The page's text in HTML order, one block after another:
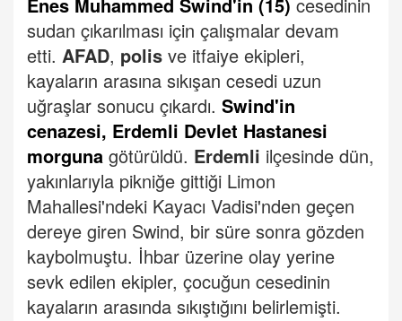
Enes Muhammed Swind'in (15) cesedinin
sudan çıkarılması için çalışmalar devam
etti. AFAD, polis ve itfaiye ekipleri,
kayaların arasına sıkışan cesedi uzun
uğraşlar sonucu çıkardı. Swind'in
cenazesi, Erdemli Devlet Hastanesi
morguna götürüldü. Erdemli ilçesinde dün,
yakınlarıyla pikniğe gittiği Limon
Mahallesi'ndeki Kayacı Vadisi'nden geçen
dereye giren Swind, bir süre sonra gözden
kaybolmuştu. İhbar üzerine olay yerine
sevk edilen ekipler, çocuğun cesedinin
kayaların arasında sıkıştığını belirlemişti.